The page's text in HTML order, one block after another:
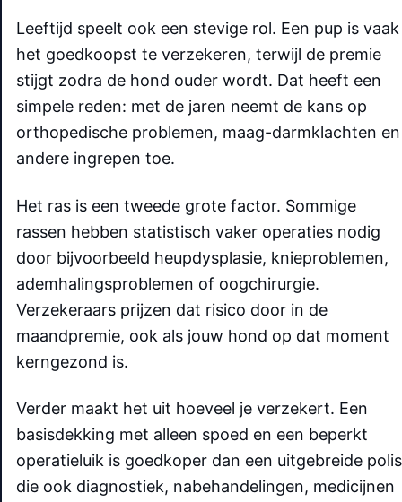
Leeftijd speelt ook een stevige rol. Een pup is vaak
het goedkoopst te verzekeren, terwijl de premie
stijgt zodra de hond ouder wordt. Dat heeft een
simpele reden: met de jaren neemt de kans op
orthopedische problemen, maag-darmklachten en
andere ingrepen toe.
Het ras is een tweede grote factor. Sommige
rassen hebben statistisch vaker operaties nodig
door bijvoorbeeld heupdysplasie, knieproblemen,
ademhalingsproblemen of oogchirurgie.
Verzekeraars prijzen dat risico door in de
maandpremie, ook als jouw hond op dat moment
kerngezond is.
Verder maakt het uit hoeveel je verzekert. Een
basisdekking met alleen spoed en een beperkt
operatieluik is goedkoper dan een uitgebreide polis
die ook diagnostiek, nabehandelingen, medicijnen